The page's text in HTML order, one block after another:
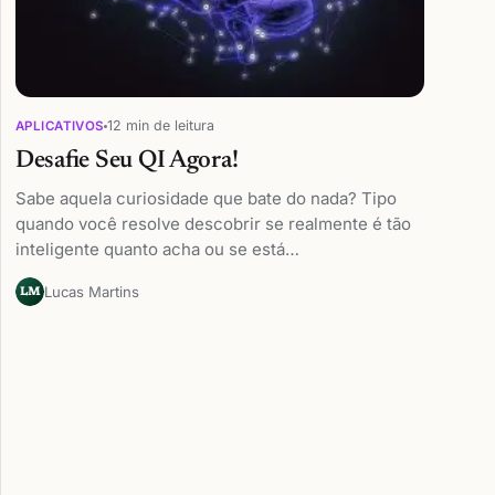
APLICATIVOS 12 min de leitura
Desafie Seu QI Agora!
Sabe aquela curiosidade que bate do nada? Tipo
quando você resolve descobrir se realmente é tão
inteligente quanto acha ou se está…
LM Lucas Martins